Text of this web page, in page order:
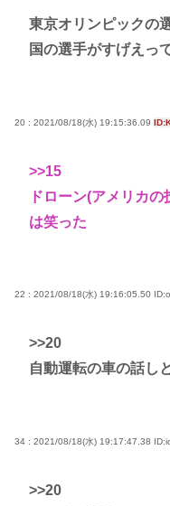
東京オリンピックの
国の選手がすげえっ
20 : 2021/08/18(水) 19:15:36.09
>>15
ドローン(アメリカ
は笑った
22 : 2021/08/18(水) 19:16:05.50
>>20
自動運転の車の話し
34 : 2021/08/18(水) 19:17:47.38
>>20